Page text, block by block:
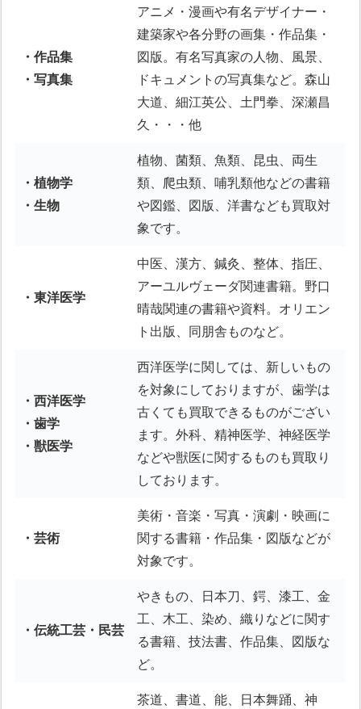
・作品集
・写真集
アニメ・漫画や有名デザイナー・
建築家や各分野の画集・作品集・
図版。有名写真家の人物、風景、
ドキュメントの写真集など。森山
大道、細江英公、土門拳、深瀬昌
久・・・他
・植物学
・生物
植物、菌類、魚類、昆虫、両生
類、爬虫類、哺乳類他などの書籍
や図鑑、図版、洋書なども買取対
象です。
・東洋医学
中医、漢方、鍼灸、整体、指圧、
アーユルヴェーダ関連書籍。野口
晴哉関連の書籍や資料。オリエン
ト出版、同朋舎ものなど。
・西洋医学
・歯学
・獣医学
西洋医学に関しては、新しいもの
を対象にしておりますが、歯学は
古くても買取できるものがござい
ます。外科、精神医学、神経医学
などや獣医に関するものも買取り
しております。
・芸術
美術・音楽・写真・演劇・映画に
関する書籍・作品集・図版などが
対象です。
・伝統工芸・民芸
やきもの、日本刀、鍔、漆工、金
工、木工、染め、織りなどに関す
る書籍、技法書、作品集、図版な
ど。
茶道、書道、能、日本舞踊、神